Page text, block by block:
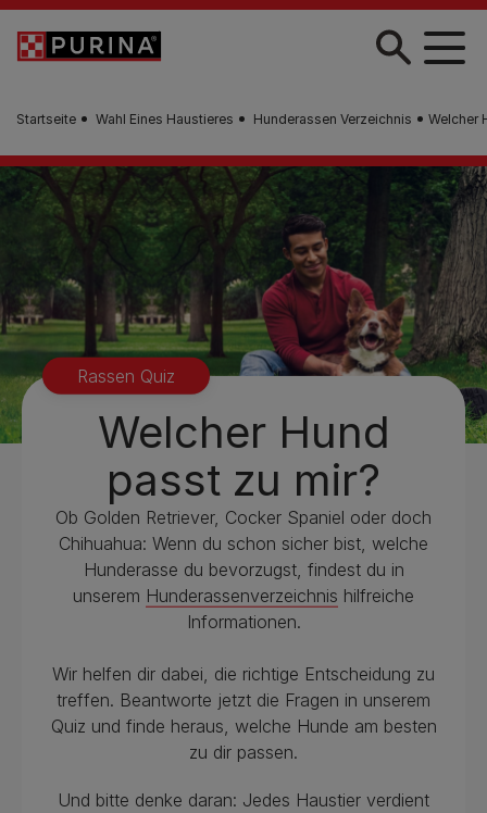
Zum Hauptinhalt springen
Startseite Wahl Eines Haustieres Hunderassen Verzeichnis Welcher
Rassen Quiz
Welcher Hund
passt zu mir?
Ob Golden Retriever, Cocker Spaniel oder doch
Chihuahua: Wenn du schon sicher bist, welche
Hunderasse du bevorzugst, findest du in
unserem Hunderassenverzeichnis hilfreiche
Informationen.
Wir helfen dir dabei, die richtige Entscheidung zu
treffen. Beantworte jetzt die Fragen in unserem
Quiz und finde heraus, welche Hunde am besten
zu dir passen.
Und bitte denke daran: Jedes Haustier verdient